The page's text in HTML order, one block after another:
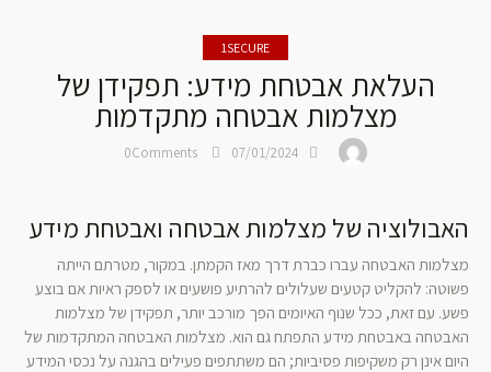
1SECURE
העלאת אבטחת מידע: תפקידן של
מצלמות אבטחה מתקדמות
07/01/2024
0Comments
האבולוציה של מצלמות אבטחה ואבטחת מידע
מצלמות האבטחה עברו כברת דרך מאז הקמתן. במקור, מטרתם הייתה
פשוטה: להקליט קטעים שעלולים להרתיע פושעים או לספק ראיות אם בוצע
פשע. עם זאת, ככל שנוף האיומים הפך מורכב יותר, תפקידן של מצלמות
האבטחה באבטחת מידע התפתח גם הוא. מצלמות האבטחה המתקדמות של
היום אינן רק משקיפות פסיביות; הם משתתפים פעילים בהגנה על נכסי המידע